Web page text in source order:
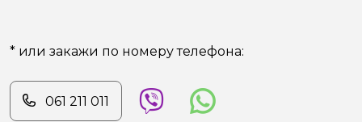
* или закажи по номеру телефона:
061 211 011